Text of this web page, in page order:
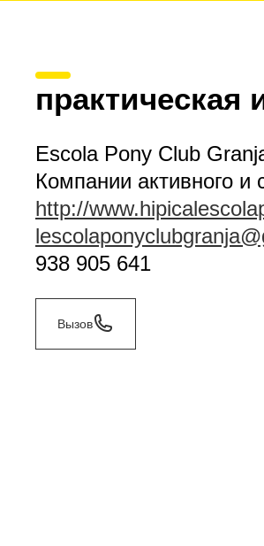
Escola Pony Club
Компании активного и
http://
938 905 641
Вызов